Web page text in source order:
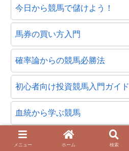
今日から競馬で儲けよう！
馬券の買い方入門
確率論からの競馬必勝法
初心者向け投資競馬入門ガイド
血統から学ぶ競馬
競馬データアンテナ
メニュー ホーム 検索